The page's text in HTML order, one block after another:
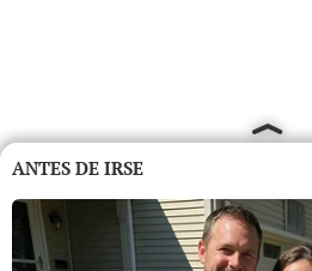
ANTES DE IRSE